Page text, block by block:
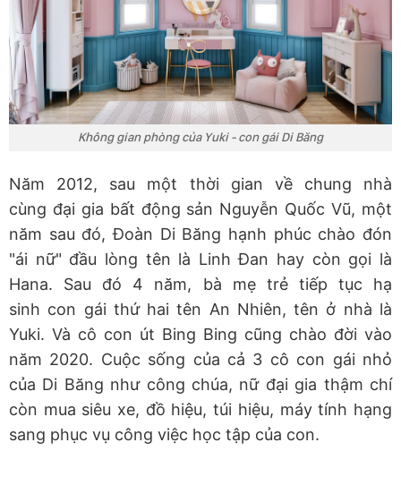
Không gian phòng của Yuki - con gái Di Băng
Năm 2012, sau một thời gian về chung nhà
cùng đại gia bất động sản Nguyễn Quốc Vũ, một
năm sau đó, Đoàn Di Băng hạnh phúc chào đón
"ái nữ" đầu lòng tên là Linh Đan hay còn gọi là
Hana. Sau đó 4 năm, bà mẹ trẻ tiếp tục hạ
sinh con gái thứ hai tên An Nhiên, tên ở nhà là
Yuki. Và cô con út Bing Bing cũng chào đời vào
năm 2020. Cuộc sống của cả 3 cô con gái nhỏ
của Di Băng như công chúa, nữ đại gia thậm chí
còn mua siêu xe, đồ hiệu, túi hiệu, máy tính hạng
sang phục vụ công việc học tập của con.